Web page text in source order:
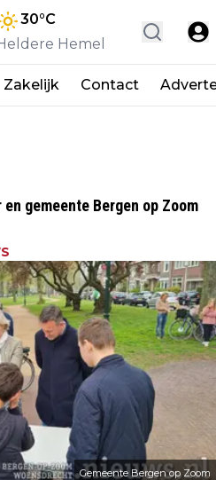
30°C
Hemel
Zakelijk Contact
gemeente Bergen op Zoom
Gemeente Bergen op Zoom